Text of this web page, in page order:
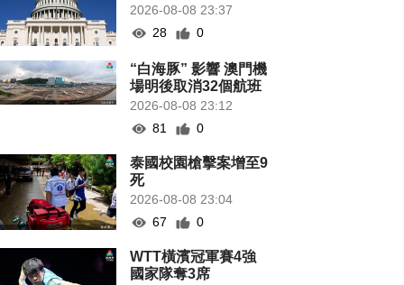
2026-08-08 23:37
28
0
“白海豚” 影響 澳門機
場明後取消32個航班
2026-08-08 23:12
81
0
泰國校園槍擊案增至9
死
2026-08-08 23:04
67
0
WTT橫濱冠軍賽4強
國家隊奪3席